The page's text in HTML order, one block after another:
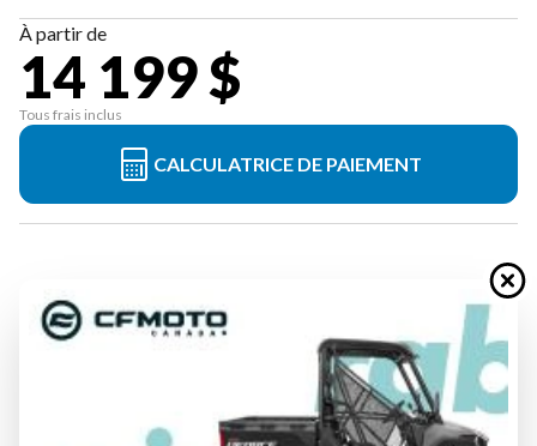
À partir de
14 199 $
Tous frais inclus
CALCULATRICE DE PAIEMENT